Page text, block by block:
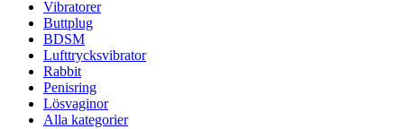
Vibratorer
Buttplug
BDSM
Lufttrycksvibrator
Rabbit
Penisring
Lösvaginor
Alla kategorier